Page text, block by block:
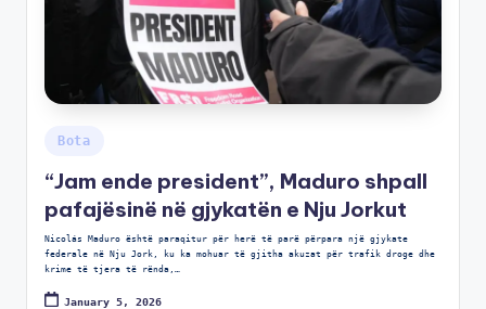
Bota
“Jam ende president”, Maduro shpall
pafajësinë në gjykatën e Nju Jorkut
Nicolás Maduro është paraqitur për herë të parë përpara një gjykate
federale në Nju Jork, ku ka mohuar të gjitha akuzat për trafik droge dhe
krime të tjera të rënda,…
January 5, 2026